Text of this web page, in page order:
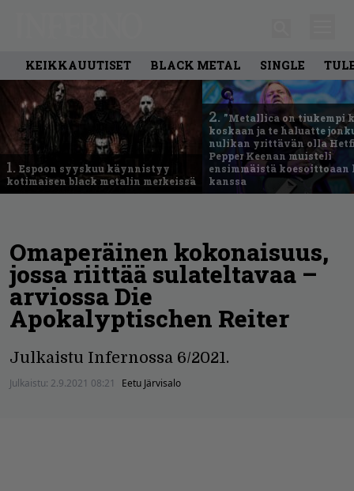
KEIKKAUUTISET BLACK METAL SINGLE
1. Espoon syyskuu käynnistyy
kotimaisen black metalin merkeissä
2. ”Metallica on tiukempi
koskaan ja te haluatte
nulikan yrittävän olla
Pepper Keenan muisteli
ensimmäistä
kanssa
Omaperäinen kokonaisuus,
jossa riittää sulateltavaa –
arviossa Die
Apokalyptischen Reiter
Julkaistu Infernossa 6/2021.
Julkaistu: 2.9.2021 08:21 Eetu Järvisalo